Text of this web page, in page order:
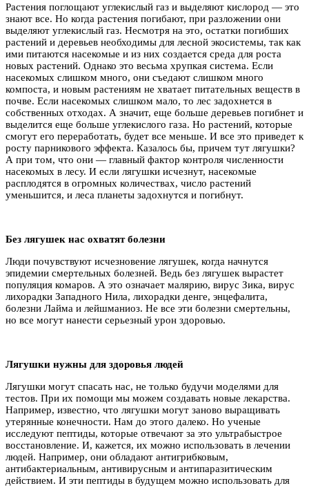
Растения поглощают углекислый газ и выделяют кислород — это
знают все. Но когда растения погибают, при разложении они
выделяют углекислый газ. Несмотря на это, остатки погибших
растений и деревьев необходимы для лесной экосистемы, так как
ими питаются насекомые и из них создается среда для роста
новых растений. Однако это весьма хрупкая система. Если
насекомых слишком много, они съедают слишком много
компоста, и новым растениям не хватает питательных веществ в
почве. Если насекомых слишком мало, то лес задохнется в
собственных отходах. А значит, еще больше деревьев погибнет и
выделится еще больше углекислого газа. Но растений, которые
смогут его переработать, будет все меньше. И все это приведет к
росту парникового эффекта. Казалось бы, причем тут лягушки?
А при том, что они — главный фактор контроля численности
насекомых в лесу. И если лягушки исчезнут, насекомые
расплодятся в огромных количествах, число растений
уменьшится, и леса планеты задохнутся и погибнут.
Без лягушек нас охватят болезни
Люди почувствуют исчезновение лягушек, когда начнутся
эпидемии смертельных болезней. Ведь без лягушек вырастет
популяция комаров. А это означает малярию, вирус Зика, вирус
лихорадки Западного Нила, лихорадки денге, энцефалита,
болезни Лайма и лейшманиоз. Не все эти болезни смертельны,
но все могут нанести серьезный урон здоровью.
Лягушки нужны для здоровья людей
Лягушки могут спасать нас, не только будучи моделями для
тестов. При их помощи мы можем создавать новые лекарства.
Например, известно, что лягушки могут заново выращивать
утерянные конечности. Нам до этого далеко. Но ученые
исследуют пептиды, которые отвечают за это ультрабыстрое
восстановление. И, кажется, их можно использовать в лечении
людей. Например, они обладают антигрибковым,
антибактериальным, антивирусным и антипаразитическим
действием. И эти пептиды в будущем можно использовать для